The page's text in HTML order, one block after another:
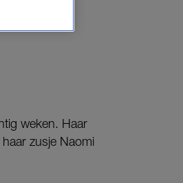
weken. Haar
zusje Naomi